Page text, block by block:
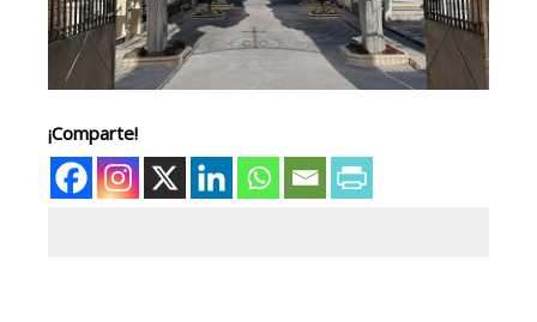
¡Comparte!